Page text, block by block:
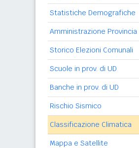
Statistiche Demografiche
Amministrazione Provincia
Storico Elezioni Comunali
Scuole in prov. di UD
Banche in prov. di UD
Rischio Sismico
Classificazione Climatica
Mappa e Satellite